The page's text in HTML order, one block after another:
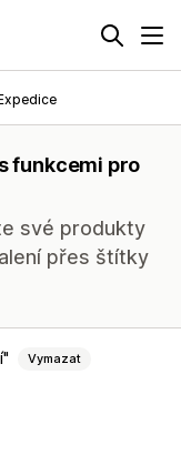
funkcemi pro
své produkty
přes štítky
Vymazat